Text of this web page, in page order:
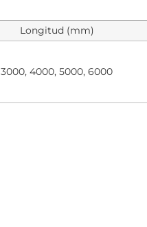
Longitud (mm)
3000, 4000, 5000, 6000